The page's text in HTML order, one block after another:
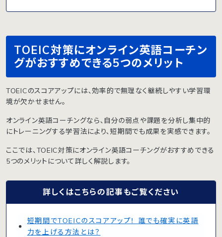
TOEIC対策にオンライン英語コーチン
グがおすすめできる5つのメリット
TOEICのスコアアップには、効率的で無理なく継続しやすい学習環
境が欠かせません。
オンライン英語コーチングなら、自分の弱点や課題を分析し集中的
にトレーニングする学習法により、短期間でも成果を実感できます。
ここでは、TOEIC対策にオンライン英語コーチングがおすすめできる
5つのメリットについて詳しく解説します。
詳しくはこちらの記事もご覧ください
短期間でTOEICのスコアアップ！ 誰でも確実に英語
力を上げる方法とは？